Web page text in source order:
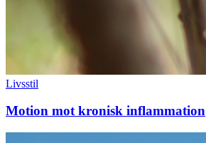
Livsstil
Motion mot kronisk inflammation